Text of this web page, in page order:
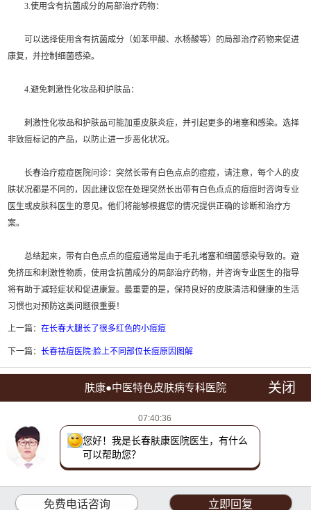
3.使用含有抗菌成分的局部治疗药物：
可以选择使用含有抗菌成分（如苯甲酸、水杨酸等）的局部治疗药物来促进
康复，并控制细菌感染。
4.避免刺激性化妆品和护肤品：
刺激性化妆品和护肤品可能加重皮肤炎症，并引起更多的堵塞和感染。选择
非致痘标记的产品，以防止进一步恶化状况。
长春治疗痘痘医院问诊：突然长带有白色点点的痘痘，请注意，每个人的皮
肤状况都是不同的，因此建议您在处理突然长出带有白色点点的痘痘时咨询专业
医生或皮肤科医生的意见。他们将能够根据您的情况提供正确的诊断和治疗方
案。
总结起来，带有白色点点的痘痘通常是由于毛孔堵塞和细菌感染导致的。避
免挤压和刺激性物质，使用含抗菌成分的局部治疗药物，并咨询专业医生的指导
将有助于减轻症状和促进康复。最重要的是，保持良好的皮肤清洁和健康的生活
习惯也对预防这类问题很重要！
上一篇：在长春大腿长了很多红色的小痘痘
下一篇：长春祛痘医院:脸上不同部位长痘原因图解
点击拨打预约电话：0431-88598120
医院地址：长春市朝阳区西安大路1566号(西安大路与建设街交汇处)
接诊时间:8:00--17:00 节假日不休息
肤康●中医特色皮肤病专科医院 关闭
07:40:36
您好！我是长春肤康医院医生，有什么
可以帮助您？
免费电话咨询 立即回复